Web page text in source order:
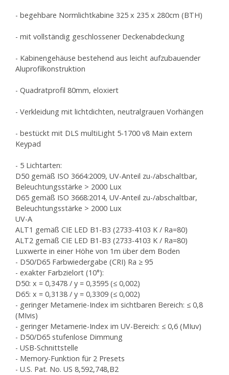
- begehbare Normlichtkabine 325 x 235 x 280cm (BTH)
- mit vollständig geschlossener Deckenabdeckung
- Kabinengehäuse bestehend aus leicht aufzubauender
Aluprofilkonstruktion
- Quadratprofil 80mm, eloxiert
- Verkleidung mit lichtdichten, neutralgrauen Vorhängen
- bestückt mit DLS multiLight 5-1700 v8 Main extern
Keypad
- 5 Lichtarten:
D50 gemäß ISO 3664:2009, UV-Anteil zu-/abschaltbar,
Beleuchtungsstärke > 2000 Lux
D65 gemäß ISO 3668:2014, UV-Anteil zu-/abschaltbar,
Beleuchtungsstärke > 2000 Lux
UV-A
ALT1 gemäß CIE LED B1-B3 (2733-4103 K / Ra=80)
ALT2 gemäß CIE LED B1-B3 (2733-4103 K / Ra=80)
Luxwerte in einer Höhe von 1m über dem Boden
- D50/D65 Farbwiedergabe (CRI) Ra ≥ 95
- exakter Farbzielort (10°):
D50: x = 0,3478 / y = 0,3595 (≤ 0,002)
D65: x = 0,3138 / y = 0,3309 (≤ 0,002)
- geringer Metamerie-Index im sichtbaren Bereich: ≤ 0,8
(MIvis)
- geringer Metamerie-Index im UV-Bereich: ≤ 0,6 (MIuv)
- D50/D65 stufenlose Dimmung
- USB-Schnittstelle
- Memory-Funktion für 2 Presets
- U.S. Pat. No. US 8,592,748,B2